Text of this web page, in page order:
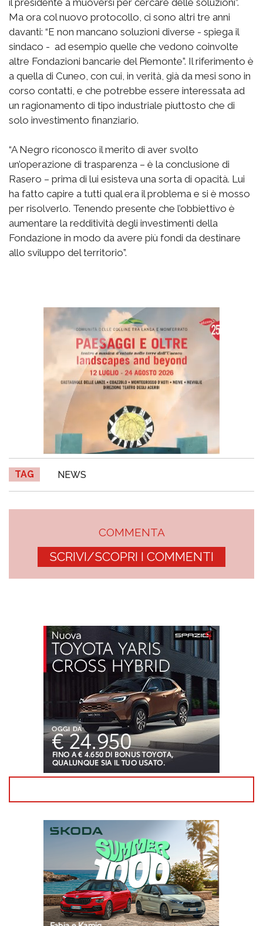
Ma ora col nuovo protocollo, ci sono altri tre anni
davanti: “E non mancano soluzioni diverse - spiega il
sindaco - ad esempio quelle che vedono coinvolte
altre Fondazioni bancarie del Piemonte”. Il riferimento è
a quella di Cuneo, con cui, in verità, già da mesi sono in
corso contatti, e che potrebbe essere interessata ad
un ragionamento di tipo industriale piuttosto che di
solo investimento finanziario.
“A Negro riconosco il merito di aver svolto
un’operazione di trasparenza – è la conclusione di
Rasero – prima di lui esisteva una sorta di opacità. Lui
ha fatto capire a tutti qual era il problema e si è mosso
per risolverlo. Tenendo presente che l’obbiettivo è
aumentare la redditività degli investimenti della
Fondazione in modo da avere più fondi da destinare
allo sviluppo del territorio”.
TAG NEWS
COMMENTA
SCRIVI/SCOPRI I COMMENTI